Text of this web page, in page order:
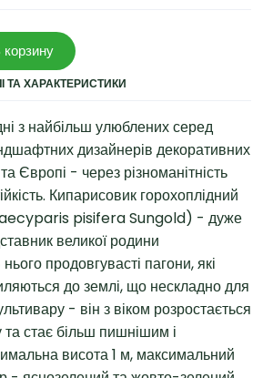
корзину
ТА ХАРАКТЕРИСТИКИ
з найбільш улюблених серед
дизайнерів декоративних
Європі - через різноманітність
Кипарисовик горохоплідний
pisifera Sungold) - дуже
великої родини
продовгувасті пагони, які
до землі, що нескладно для
- він з віком розростається
стає більш пишнішим і
висота 1 м, максимальний